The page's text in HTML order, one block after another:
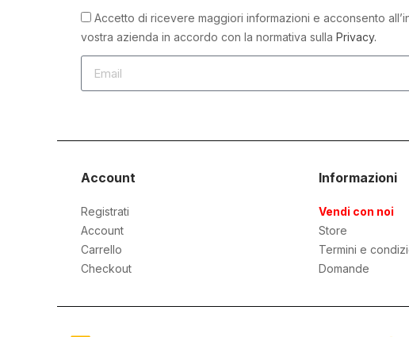
Accetto di ricevere maggiori informazioni e acconsento
vostra azienda in accordo con la normativa sulla Privacy.
Account
Registrati
Account
Carrello
Checkout
Informazioni
Vendi con noi
Store
Termini e
Domande